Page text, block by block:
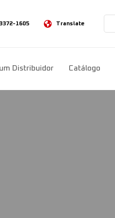
1605 Translate
Select Language
Distribuidor Catálogo